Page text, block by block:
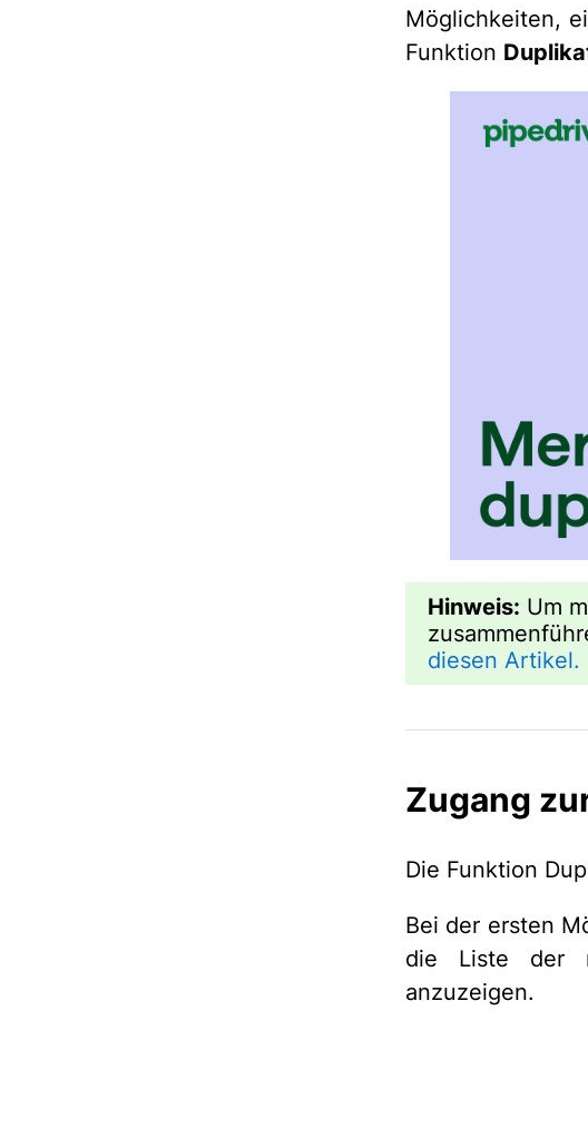
Möglichkeiten,
Funktion
Hinweis: Um
diesen Artikel.
Zugang
Die Funktion
Bei der ersten
die Liste der
anzuzeigen.